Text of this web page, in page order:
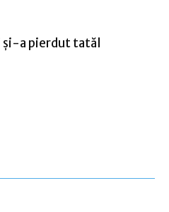
şi-a pierdut tatăl